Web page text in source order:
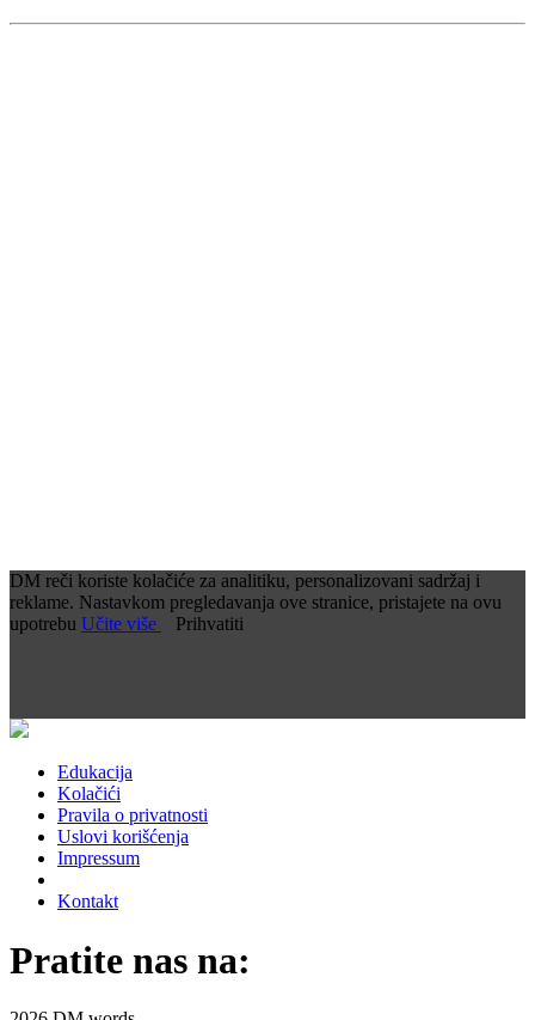
DM reči koriste kolačiće za analitiku, personalizovani sadržaj i
reklame. Nastavkom pregledavanja ove stranice, pristajete na ovu
upotrebu Učite više Prihvatiti
Edukacija
Kolačići
Pravila o privatnosti
Uslovi korišćenja
Impressum
Kontakt
Pratite nas na: